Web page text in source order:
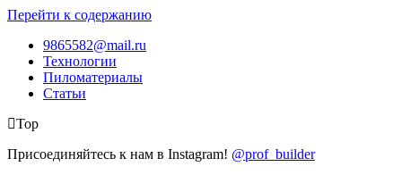
Перейти к содержанию
9865582@mail.ru
Технологии
Пиломатериалы
Статьи
Top
Присоединяйтесь к нам в Instagram! @prof_builder